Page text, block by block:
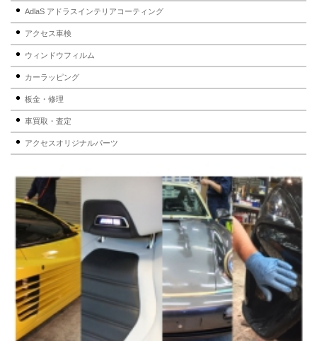
AdlaS アドラスインテリアコーティング
アクセス車検
ウィンドウフィルム
カーラッピング
板金・修理
車買取・査定
アクセスオリジナルパーツ